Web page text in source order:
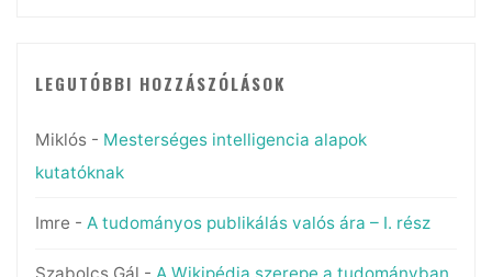
LEGUTÓBBI HOZZÁSZÓLÁSOK
Miklós- Mesterséges intelligencia alapok
kutatóknak
Imre - A tudományos publikálás valós ára – I. rész